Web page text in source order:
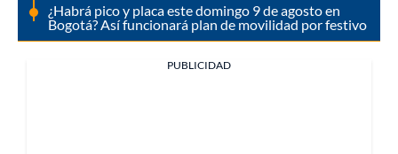
¿Habrá pico y placa este domingo 9 de agosto en
Bogotá? Así funcionará plan de movilidad por festivo
PUBLICIDAD